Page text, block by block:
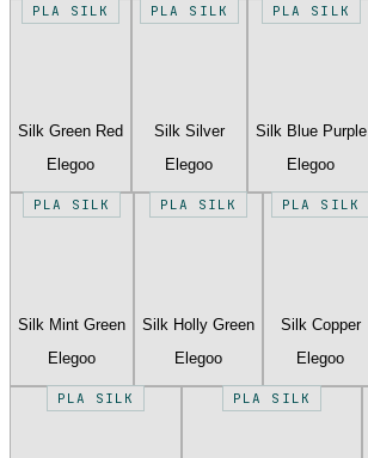
PLA SILK
Silk Green Red
Elegoo
PLA SILK
Silk Silver
Elegoo
PLA SILK
Silk Blue Purple
Elegoo
PLA SILK
Silk Mint Green
Elegoo
PLA SILK
Silk Holly Green
Elegoo
PLA SILK
Silk Copper
Elegoo
PLA SILK PLA SILK